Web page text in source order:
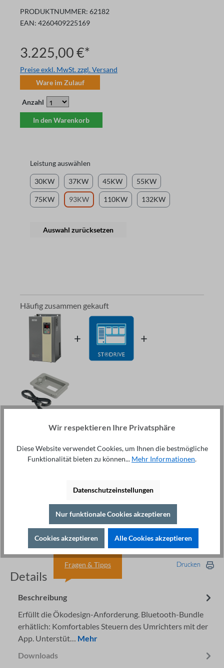
PRODUKTNUMMER: 62182
EAN: 4260409225169
3.225,00 €*
Preise exkl. MwSt. zzgl. Versand
Ware im Zulauf
Anzahl
In den Warenkorb
Leistung auswählen
30KW 37KW 45KW 55KW
75KW 93KW 110KW 132KW
Auswahl zurücksetzen
Häufig zusammen gekauft
Gesamtpreis:
3.342,80 € exkl. Mwst.
400V - 3.225,00 €
Frequenzumrichter Software ST®Drive98,00 €
Bedienteil Einbaurahmen ST50019,80 €
Details
Fragen & Tipps Drucken
Beschreibung
Erfüllt die Ökodesign-Anforderung. Bluetooth-Bundle
erhätlich: Komfortables Steuern des Umrichters mit der
App. Unterstüt… Mehr
Downloads
Wir respektieren Ihre Privatsphäre
Diese Website verwendet Cookies, um Ihnen die bestmögliche
Funktionalität bieten zu können... Mehr Informationen.
Datenschutzeinstellungen
Nur funktionale Cookies akzeptieren
Cookies akzeptieren Alle Cookies akzeptieren